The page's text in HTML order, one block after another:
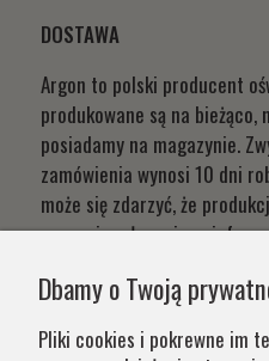
DOSTAWA
Argon to polski producent
produkowane są na
posiadamy na magazynie.
zamówienia wynosi 10 dni
może się zdarzyć, że
czym niezwłocznie
chęci zapewnienia jak
na zamówienie jest
Dbamy o Twoją
Pliki cookies i pokrewne im